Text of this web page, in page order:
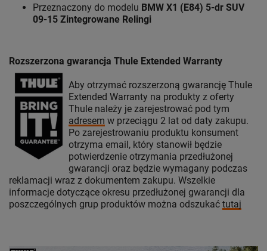
Przeznaczony do modelu BMW X1 (E84) 5-dr SUV
09-15 Zintegrowane Relingi
Rozszerzona gwarancja Thule Extended Warranty
Aby otrzymać rozszerzoną gwarancję Thule
Extended Warranty na produkty z oferty
Thule należy je zarejestrować pod tym
adresem w przeciągu 2 lat od daty zakupu.
Po zarejestrowaniu produktu konsument
otrzyma email, który stanowił będzie
potwierdzenie otrzymania przedłużonej
gwarancji oraz będzie wymagany podczas
reklamacji wraz z dokumentem zakupu. Wszelkie
informacje dotyczące okresu przedłużonej gwarancji dla
poszczególnych grup produktów można odszukać tutaj